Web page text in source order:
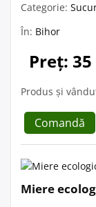
Categorie:
În: Bihor
Preț:
Produs și
Comandă
Miere